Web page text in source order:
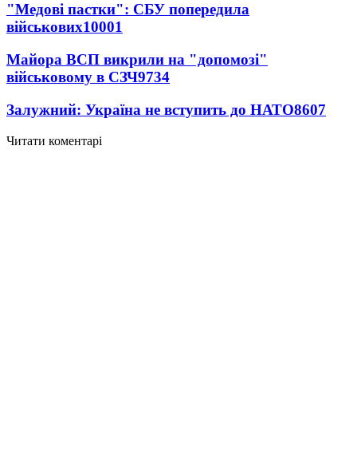
"Медові пастки": СБУ попередила
військових10001
Майора ВСП викрили на "допомозі"
військовому в СЗЧ9734
Залужний: Україна не вступить до НАТО8607
Читати коментарі